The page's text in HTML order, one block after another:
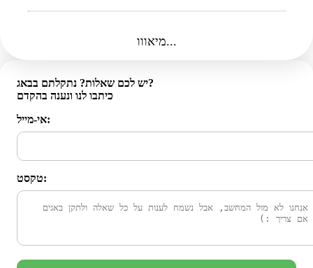
מיאווו...
יש לכם שאלות? נתקלתם בבאג?
כיתבו לנו ונענה בהקדם
אי-מייל:
טקסט: